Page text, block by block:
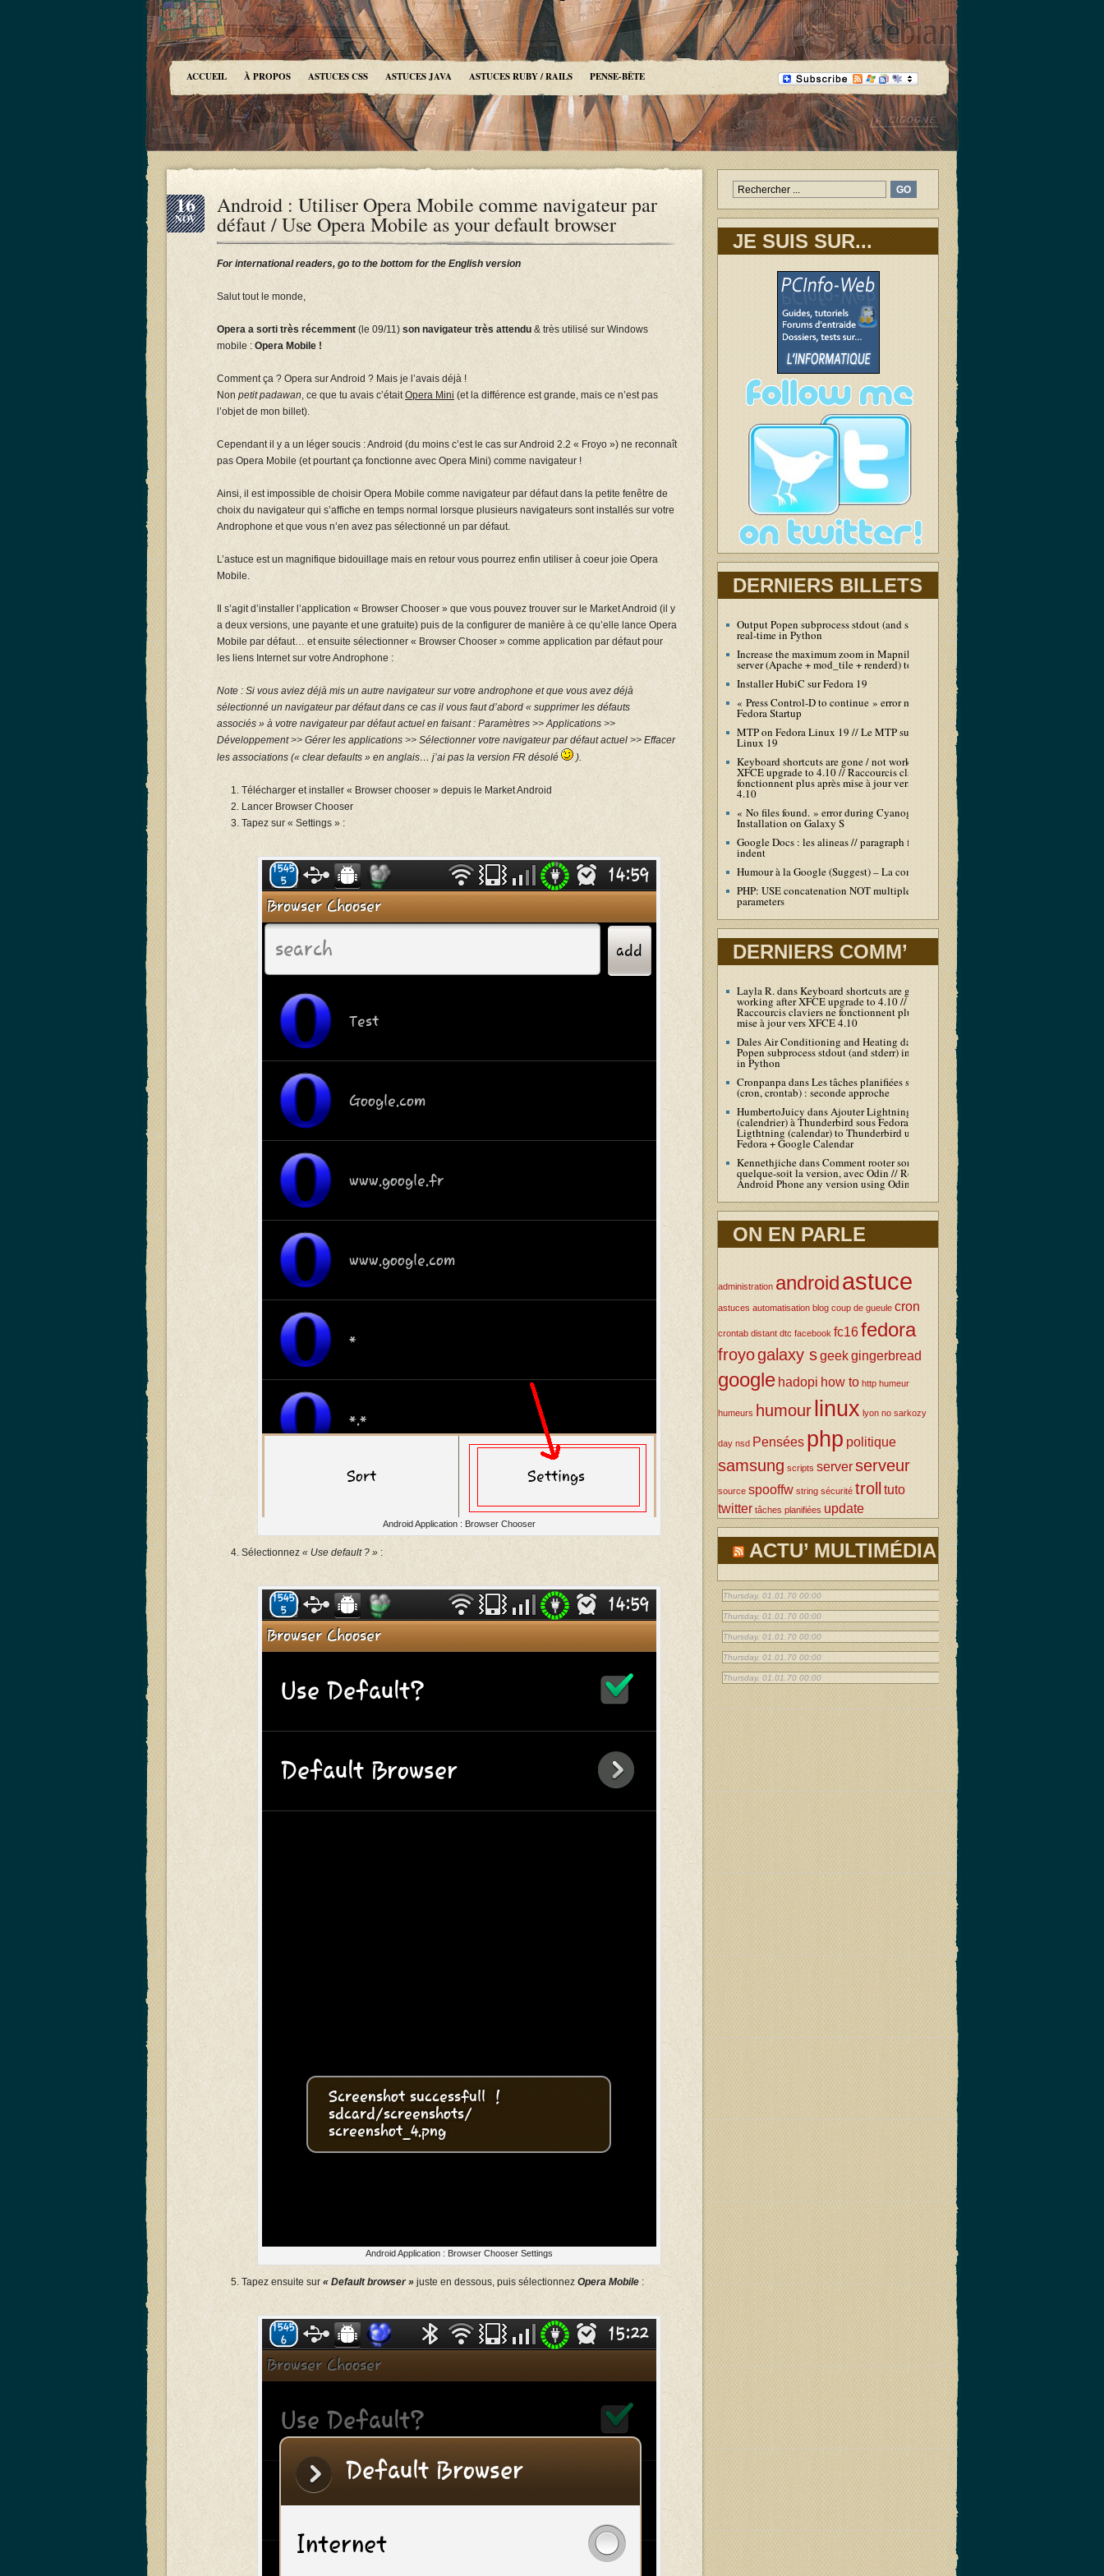
ACCUEIL À PROPOS ASTUCES CSS ASTUCES JAVA ASTUCES RUBY / RAILS PENSE-BÊTE
16
NOV
Android : Utiliser Opera Mobile comme navigateur par
défaut / Use Opera Mobile as your default browser
For international readers, go to the bottom for the English version
Salut tout le monde,
Opera a sorti très récemment (le 09/11) son navigateur très attendu & très utilisé sur Windows
mobile : Opera Mobile !
Comment ça ? Opera sur Android ? Mais je l’avais déjà !
Non petit padawan, ce que tu avais c’étaitOpera Mini (et la différence est grande, mais ce n’est pas
l’objet de mon billet).
Cependant il y a un léger soucis : Android (du moins c’est le cas sur Android 2.2 « Froyo ») ne reconnaît
pas Opera Mobile (et pourtant ça fonctionne avec Opera Mini) comme navigateur !
Ainsi, il est impossible de choisir Opera Mobile comme navigateur par défaut dans la petite fenêtre de
choix du navigateur qui s’affiche en temps normal lorsque plusieurs navigateurs sont installés sur votre
Androphone et que vous n’en avez pas sélectionné un par défaut.
L’astuce est un magnifique bidouillage mais en retour vous pourrez enfin utiliser à coeur joie Opera
Mobile.
Il s’agit d’installer l’application « Browser Chooser » que vous pouvez trouver sur le Market Android (il y
a deux versions, une payante et une gratuite) puis de la configurer de manière à ce qu’elle lance Opera
Mobile par défaut… et ensuite sélectionner « Browser Chooser » comme application par défaut pour
les liens Internet sur votre Androphone :
Note : Si vous aviez déjà mis un autre navigateur sur votre androphone et que vous avez déjà
sélectionné un navigateur par défaut dans ce cas il vous faut d’abord « supprimer les défauts
associés » à votre navigateur par défaut actuel en faisant : Paramètres >> Applications >>
Développement >> Gérer les applications >> Sélectionner votre navigateur par défaut actuel >> Effacer
les associations (« clear defaults » en anglais… j’ai pas la version FR désolé
).
Télécharger et installer « Browser chooser » depuis le Market Android
Lancer Browser Chooser
Tapez sur « Settings » :
Android Application : Browser Chooser
Sélectionnez « Use default ? » :
Android Application : Browser Chooser Settings
Tapez ensuite sur « Default browser » juste en dessous, puis sélectionnez Opera Mobile :
JE SUIS SUR...
DERNIERS BILLETS
Output Popen subprocess stdout (and stderr) in
real-time in Python
Increase the maximum zoom in Mapnik tiles
server (Apache + mod_tile + renderd) to 19
Installer HubiC sur Fedora 19
« Press Control-D to continue » error message at
Fedora Startup
MTP on Fedora Linux 19 // Le MTP sur Fedora
Linux 19
Keyboard shortcuts are gone / not working after
XFCE upgrade to 4.10 // Raccourcis claviers ne
fonctionnent plus après mise à jour vers XFCE
4.10
« No files found. » error during Cyanogen
Installation on Galaxy S
Google Docs : les alineas // paragraph first line
indent
Humour à la Google (Suggest) – La compil’
PHP: USE concatenation NOT multiple echo /
parameters
DERNIERS COMM’
Layla R.dansKeyboard shortcuts are gone / not
working after XFCE upgrade to 4.10 //
Raccourcis claviers ne fonctionnent plus après
mise à jour vers XFCE 4.10
Dales Air Conditioning and Heating dans
Popen subprocess stdout (and stderr) in real-time
in Python
CronpanpadansLes tâches planifiées sous Linux
(cron, crontab) : seconde approche
HumbertoJuicy dansAjouter Lightning
(calendrier) à Thunderbird sous Fedora / Add
Ligthtning (calendar) to Thunderbird under
Fedora + Google Calendar
KennethjichedansComment rooter son Android
quelque-soit la version, avec Odin // Root your
Android Phone any version using Odin
ON EN PARLE
administration androidastuce
astuces automatisation blog coup de gueule cron
crontab distant dtc facebook fc16fedora
froyogalaxy sgeekgingerbread
google hadopi how to http humeur
humeurs humourlinux lyon no sarkozy
day nsd Pensées php politique
samsung scripts serverserveur
source spooffw string sécurité trolltuto
twitter tâches planifiées update
ACTU’ MULTIMÉDIA
Thursday, 01.01.70 00:00
Thursday, 01.01.70 00:00
Thursday, 01.01.70 00:00
Thursday, 01.01.70 00:00
Thursday, 01.01.70 00:00